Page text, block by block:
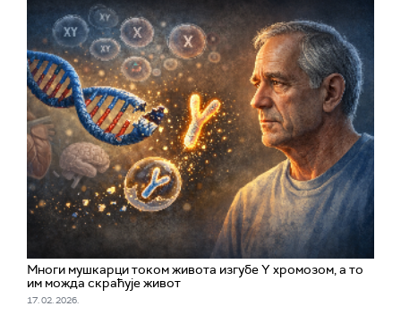
Многи мушкарци током живота изгубе Y хромозом, а то
им можда скраћује живот
17. 02. 2026.